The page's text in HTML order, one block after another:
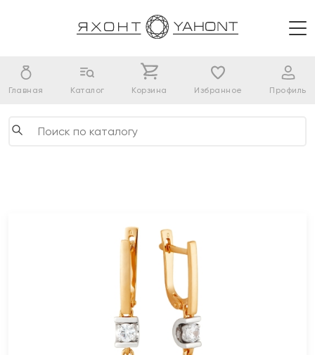
Главная Каталог Корзина Избранное Профиль